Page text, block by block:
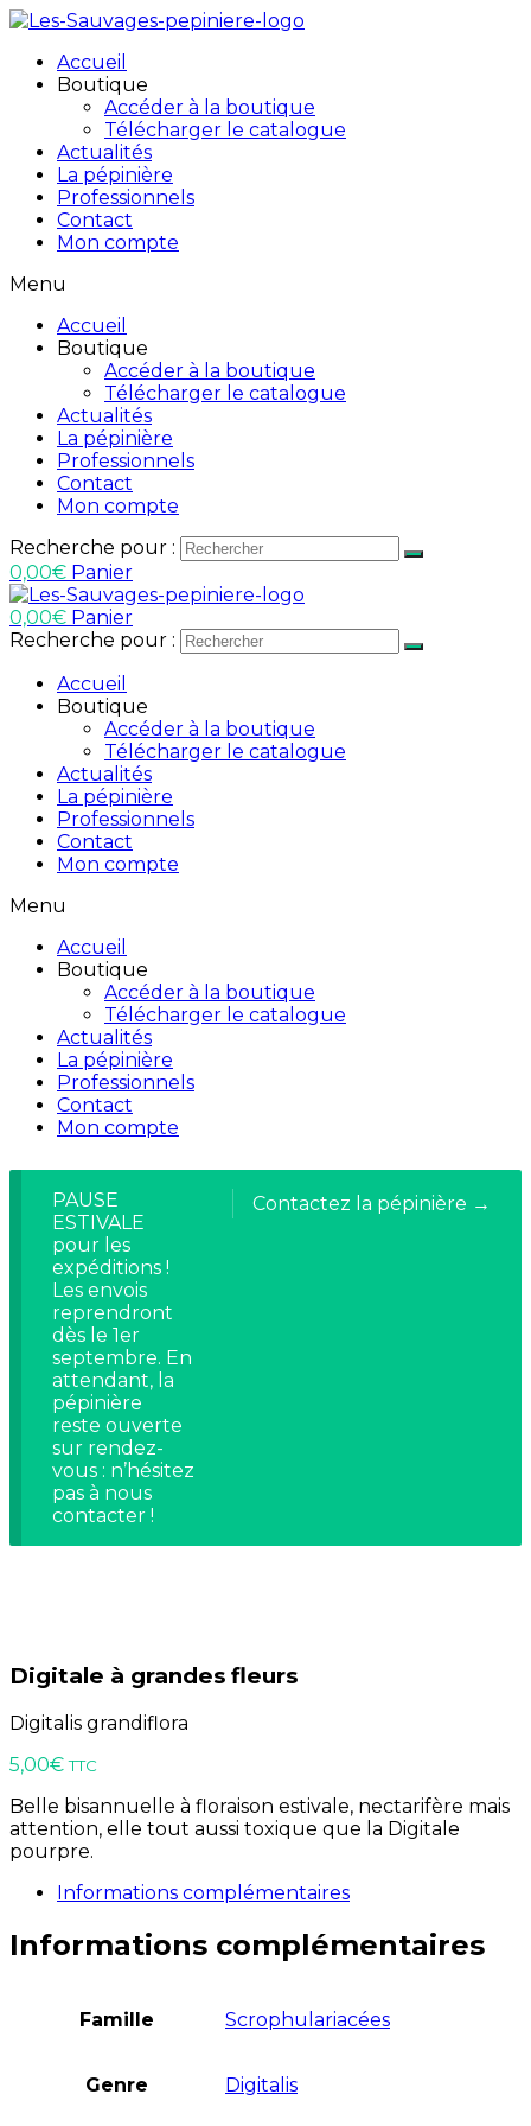
Accueil
Boutique
Accéder à la boutique
Télécharger le catalogue
Actualités
La pépinière
Professionnels
Contact
Mon compte
Menu
Accueil
Boutique
Accéder à la boutique
Télécharger le catalogue
Actualités
La pépinière
Professionnels
Contact
Mon compte
Recherche pour :
0,00€ Panier
0,00€ Panier
Recherche pour :
Accueil
Boutique
Accéder à la boutique
Télécharger le catalogue
Actualités
La pépinière
Professionnels
Contact
Mon compte
Menu
Accueil
Boutique
Accéder à la boutique
Télécharger le catalogue
Actualités
La pépinière
Professionnels
Contact
Mon compte
Contactez la pépinière →
PAUSE
ESTIVALE
pour les
expéditions !
Les envois
reprendront
dès le 1er
septembre. En
attendant, la
pépinière
reste ouverte
sur rendez-
vous : n’hésitez
pas à nous
contacter !
Digitale à grandes fleurs
Digitalis grandiflora
5,00€ TTC
Belle bisannuelle à floraison estivale, nectarifère mais
attention, elle tout aussi toxique que la Digitale
pourpre.
Informations complémentaires
Informations complémentaires
Famille Scrophulariacées
Genre Digitalis